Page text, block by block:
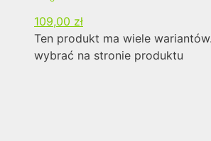
109,00 zł
Ten produkt ma wiele
wybrać na stronie produktu